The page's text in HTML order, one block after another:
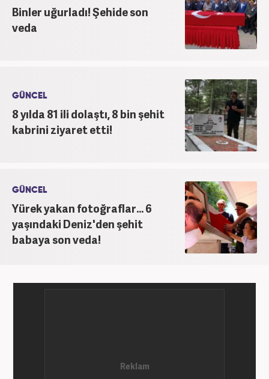
Binler uğurladı! Şehide son
veda
GÜNCEL
8 yılda 81 ili dolaştı, 8 bin şehit
kabrini ziyaret etti!
GÜNCEL
Yürek yakan fotoğraflar... 6
yaşındaki Deniz'den şehit
babaya son veda!